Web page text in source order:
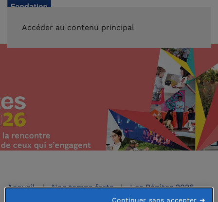
Accéder au contenu principal
Accueil Nos temps forts Les Pépites 2026
Continuer sans accepter ➜